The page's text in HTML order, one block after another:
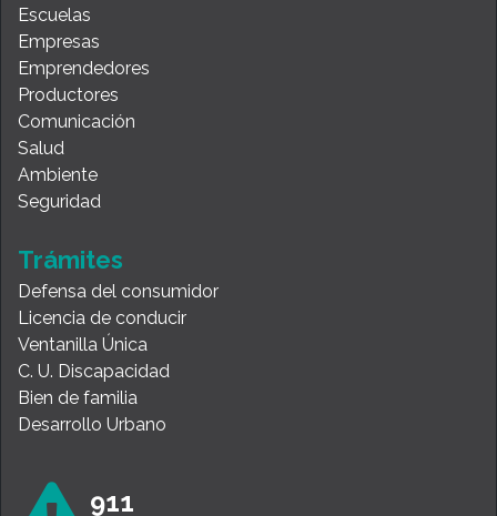
Escuelas
Empresas
Emprendedores
Productores
Comunicación
Salud
Ambiente
Seguridad
Trámites
Defensa del consumidor
Licencia de conducir
Ventanilla Única
C. U. Discapacidad
Bien de familia
Desarrollo Urbano
911